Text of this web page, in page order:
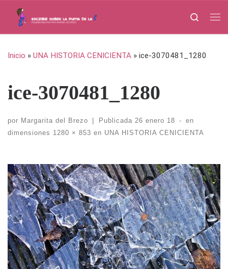
Saltar al contenido
Search
Inicio » UNA HISTORIA CENICIENTA » ice-3070481_1280
ice-3070481_1280
por Margarita del Brezo Publicada 26 enero 18 -
en
dimensiones 1280 × 853 en UNA HISTORIA CENICIENTA
Navegación de imágenes